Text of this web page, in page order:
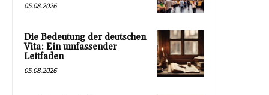
05.08.2026
Die Bedeutung der deutschen
Vita: Ein umfassender
Leitfaden
05.08.2026